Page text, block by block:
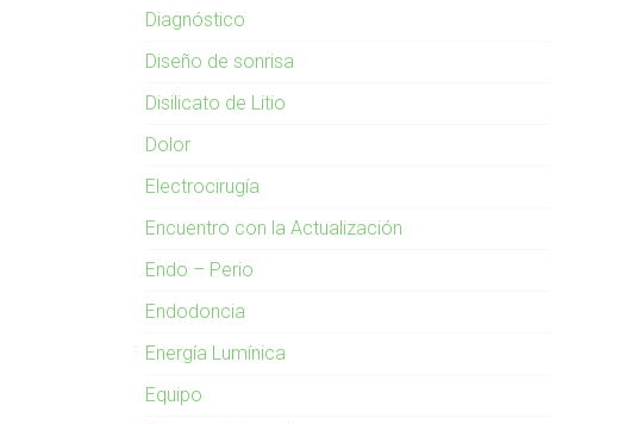
Diagnóstico
Diseño de sonrisa
Disilicato de Litio
Dolor
Electrocirugía
Encuentro con la Actualización
Endo – Perio
Endodoncia
Energía Lumínica
Equipo